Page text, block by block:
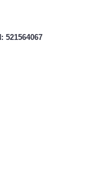
521564067